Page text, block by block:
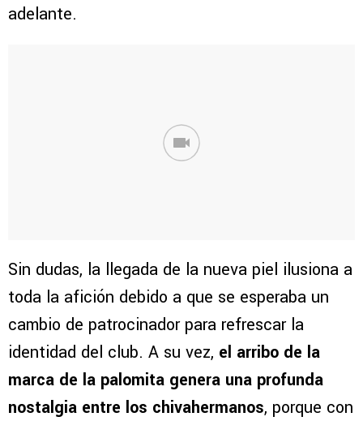
adelante.
Sin dudas, la llegada de la nueva piel ilusiona a
toda la afición debido a que se esperaba un
cambio de patrocinador para refrescar la
identidad del club. A su vez, el arribo de la
marca de la palomita genera una profunda
nostalgia entre los chivahermanos, porque con